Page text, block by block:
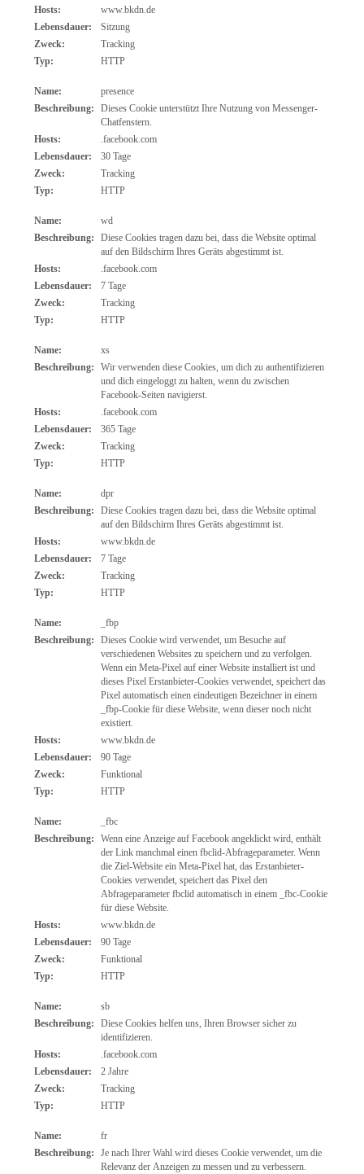
Hosts:
www.bkdn.de
Lebensdauer:
Sitzung
Zweck:
Tracking
Typ:
HTTP
Name:
presence
Beschreibung:
Dieses Cookie unterstützt Ihre Nutzung von Messenger-
Chatfenstern.
Hosts:
.facebook.com
Lebensdauer:
30 Tage
Zweck:
Tracking
Typ:
HTTP
Name:
wd
Beschreibung:
Diese Cookies tragen dazu bei, dass die Website optimal
auf den Bildschirm Ihres Geräts abgestimmt ist.
Hosts:
.facebook.com
Lebensdauer:
7 Tage
Zweck:
Tracking
Typ:
HTTP
Name:
xs
Beschreibung:
Wir verwenden diese Cookies, um dich zu authentifizieren
und dich eingeloggt zu halten, wenn du zwischen
Facebook-Seiten navigierst.
Hosts:
.facebook.com
Lebensdauer:
365 Tage
Zweck:
Tracking
Typ:
HTTP
Name:
dpr
Beschreibung:
Diese Cookies tragen dazu bei, dass die Website optimal
auf den Bildschirm Ihres Geräts abgestimmt ist.
Hosts:
www.bkdn.de
Lebensdauer:
7 Tage
Zweck:
Tracking
Typ:
HTTP
Name:
_fbp
Beschreibung:
Dieses Cookie wird verwendet, um Besuche auf
verschiedenen Websites zu speichern und zu verfolgen.
Wenn ein Meta-Pixel auf einer Website installiert ist und
dieses Pixel Erstanbieter-Cookies verwendet, speichert das
Pixel automatisch einen eindeutigen Bezeichner in einem
_fbp-Cookie für diese Website, wenn dieser noch nicht
existiert.
Hosts:
www.bkdn.de
Lebensdauer:
90 Tage
Zweck:
Funktional
Typ:
HTTP
Name:
_fbc
Beschreibung:
Wenn eine Anzeige auf Facebook angeklickt wird, enthält
der Link manchmal einen fbclid-Abfrageparameter. Wenn
die Ziel-Website ein Meta-Pixel hat, das Erstanbieter-
Cookies verwendet, speichert das Pixel den
Abfrageparameter fbclid automatisch in einem _fbc-Cookie
für diese Website.
Hosts:
www.bkdn.de
Lebensdauer:
90 Tage
Zweck:
Funktional
Typ:
HTTP
Name:
sb
Beschreibung:
Diese Cookies helfen uns, Ihren Browser sicher zu
identifizieren.
Hosts:
.facebook.com
Lebensdauer:
2 Jahre
Zweck:
Tracking
Typ:
HTTP
Name:
fr
Beschreibung:
Je nach Ihrer Wahl wird dieses Cookie verwendet, um die
Relevanz der Anzeigen zu messen und zu verbessern.